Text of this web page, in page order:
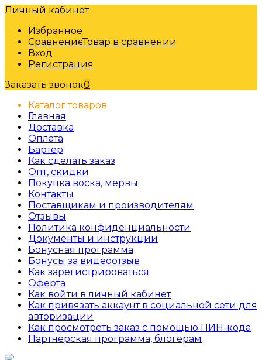
Личный кабинет
Избранное
СравнениеТовар в сравнении
Вход
Регистрация
Заказать звонок0
Каталог товаров
Главная
Доставка
Оплата
Бартер
Как сделать заказ
Опт, скидки
Покупка воска, мервы
Контакты
Поставщикам и производителям
Отзывы
Политика конфиденциальности
Документы и инструкции
Бонусная программа
Бонусы за видеоотзыв
Как зарегистрироваться
Оферта
Как войти в личный кабинет
Как привязать аккаунт в социальной сети для
авторизации
Как просмотреть заказ с помощью ПИН-кода
Партнерская программа, блогерам